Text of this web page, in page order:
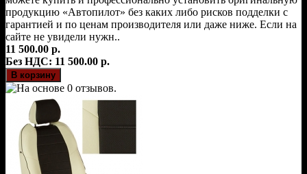
продукцию «Автопилот» без каких либо рисков подделки с
гарантией и по ценам производителя или даже ниже. Если на
сайте не увидели нужн..
11 500.00 р.
Без НДС: 11 500.00 р.